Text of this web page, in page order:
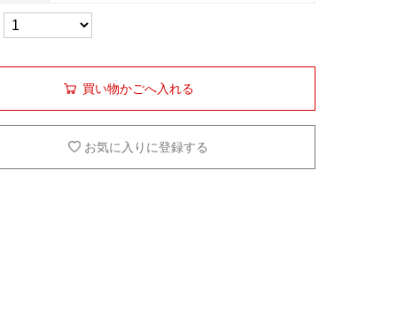
買い物かごへ入れる
お気に入りに登録する